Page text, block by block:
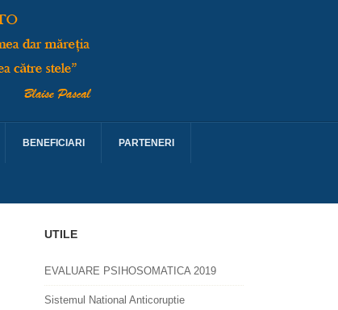
BENEFICIARI PARTENERI
UTILE
EVALUARE PSIHOSOMATICA 2019
Sistemul National Anticoruptie